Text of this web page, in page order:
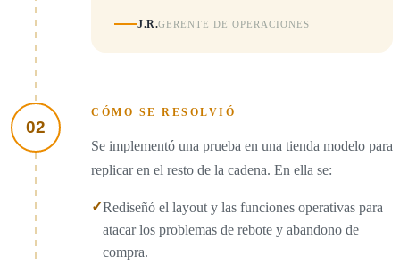
J.R.GERENTE DE OPERACIONES
02
CÓMO SE RESOLVIÓ
Se implementó una prueba en una tienda modelo para
replicar en el resto de la cadena. En ella se:
✓Rediseñó el layout y las funciones operativas para
atacar los problemas de rebote y abandono de
compra.